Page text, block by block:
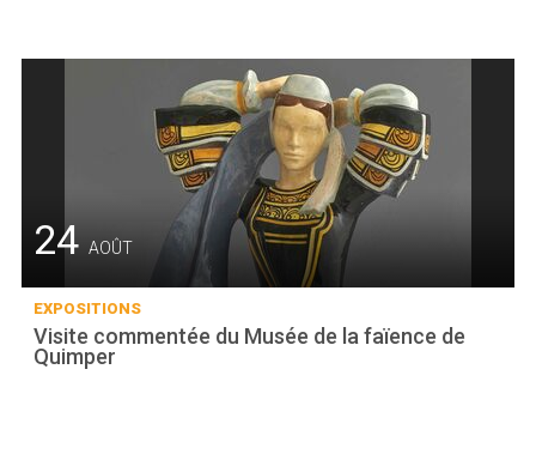
24AOÛT
EXPOSITIONS
Visite commentée du Musée de la faïence de
Quimper